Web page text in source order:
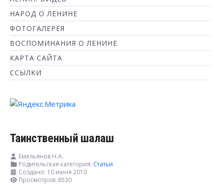
НАРОД О ЛЕНИНЕ
ФОТОГАЛЕРЕЯ
ВОСПОМИНАНИЯ О ЛЕНИНЕ
КАРТА САЙТА
ССЫЛКИ
Таинственный шалаш
Емельянов Н.А.
Родительская категория: Статьи
Создано: 10 июня 2010
Просмотров: 8530